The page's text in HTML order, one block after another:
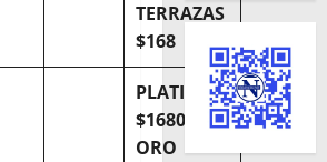
TERRAZAS
$168
PLATINO
$1680
ORO